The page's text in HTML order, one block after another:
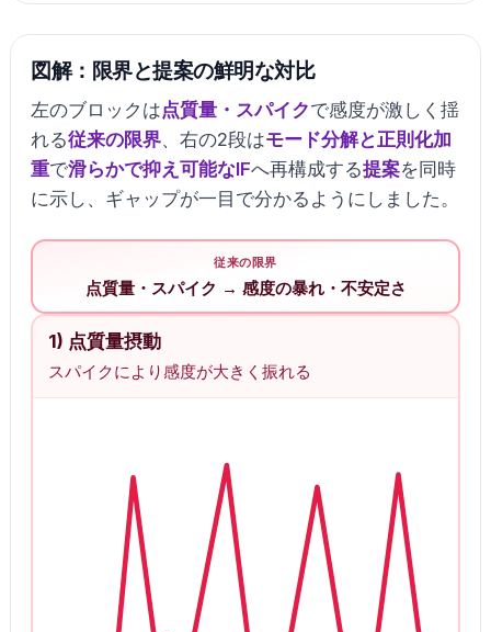
図解：限界と提案の鮮明な対比
左のブロックは点質量・スパイクで感度が激しく揺
れる従来の限界、右の2段はモード分解と正則化加
重で滑らかで抑え可能なIFへ再構成する提案を同時
に示し、ギャップが一目で分かるようにしました。
従来の限界
点質量・スパイク → 感度の暴れ・不安定さ
1) 点質量摂動
スパイクにより感度が大きく振れる